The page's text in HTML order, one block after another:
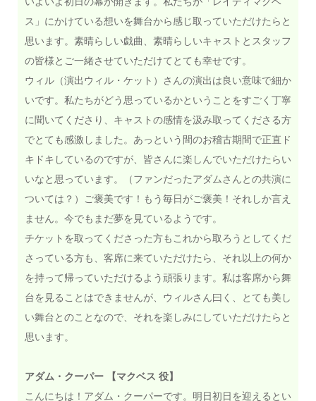
ス」にかけている想いを舞台から感じ取っていただけたらと
思います。素晴らしい戯曲、素晴らしいキャストとスタッフ
の皆様とご一緒させていただけてとても幸せです。
ウィル（演出ウィル・ケット）さんの演出は良い意味で細か
いです。私たちがどう思っているかということをすごく丁寧
に聞いてくださり、キャストの感情を汲み取ってくださる方
でとても感激しました。あっという間のお稽古期間で正直ド
キドキしているのですが、皆さんに楽しんでいただけたらい
いなと思っています。（ファンだったアダムさんとの共演に
ついては？）ご褒美です！もう毎日がご褒美！それしか言え
ません。今でもまだ夢を見ているようです。
チケットを取ってくださった方もこれから取ろうとしてくだ
さっている方も、客席に来ていただけたら、それ以上の何か
を持って帰っていただけるよう頑張ります。私は客席から舞
台を見ることはできませんが、ウィルさん曰く、とても美し
い舞台とのことなので、それを楽しみにしていただけたらと
思います。
アダム・クーパー 【マクベス 役】
こんにちは！アダム・クーパーです。明日初日を迎えるとい